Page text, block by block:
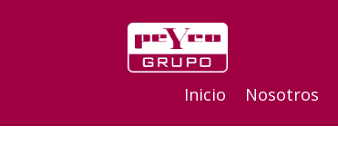
Inicio Nosotros